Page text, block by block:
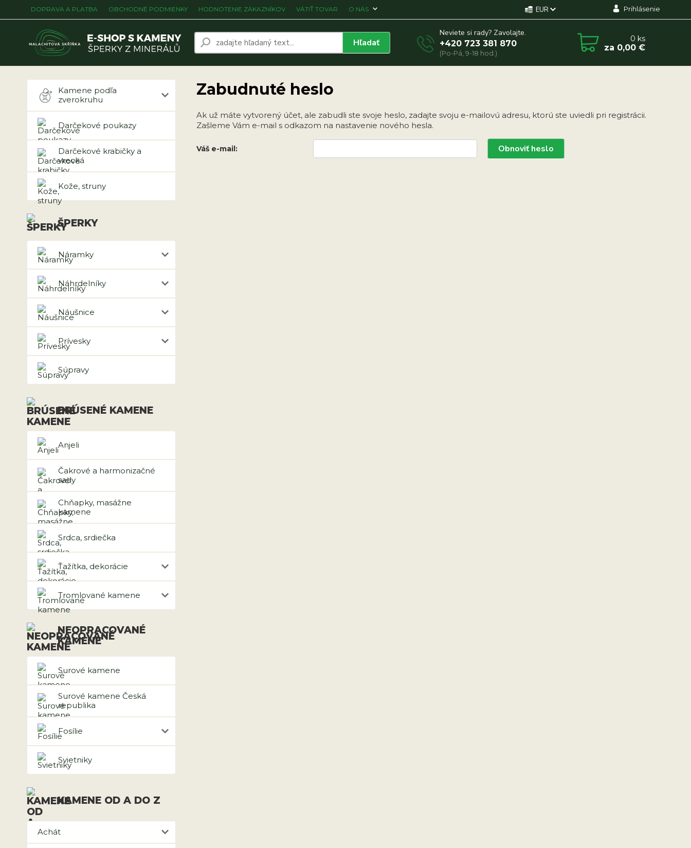
DOPRAVA A PLATBA OBCHODNÉ PODMIENKY HODNOTENIE ZÁKAZNÍKOV VÁTIŤ TOVAR O NÁS EUR Prihlásenie
Hľadať
Neviete si rady? Zavolajte.
+420 723 381 870
(Po-Pá, 9-18 hod.)
0 ks
za 0,00 €
Kamene podľa
zverokruhu
Darčekové poukazy
Darčekové krabičky a
vrecká
Kože, struny
ŠPERKY
Náramky
Náhrdelníky
Náušnice
Prívesky
Súpravy
BRÚSENÉ KAMENE
Anjeli
Čakrové a harmonizačné
sady
Chňapky, masážne
kamene
Srdca, srdiečka
Ťažítka, dekorácie
Tromlované kamene
NEOPRACOVANÉ
KAMENE
Surové kamene
Surové kamene Česká
republika
Fosílie
Svietniky
KAMENE OD A DO Z
Achát
Zabudnuté heslo
Ak už máte vytvorený účet, ale zabudli ste svoje heslo, zadajte svoju e-mailovú adresu, ktorú ste uviedli pri registrácii.
Zašleme Vám e-mail s odkazom na nastavenie nového hesla.
Váš e-mail: Obnoviť heslo